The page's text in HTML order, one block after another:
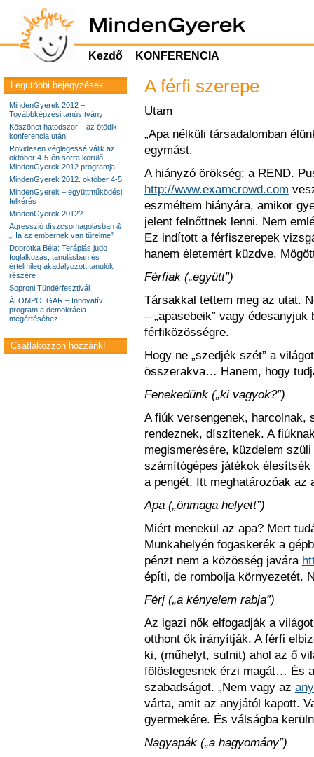
Kezdő KONFERENCIA
A férfi szerepe
Utam
„Apa nélküli társadalomban
egymást.
A hiányzó örökség: a REND.
http://www.examcrowd.com
eszméltem hiányára, amikor
jelent felnőttnek lenni. Nem
Ez indított a férfiszerepek
hanem életemért küzdve.
Férfiak („együtt”)
Társakkal tettem meg az utat.
– „apasebeik” vagy
férfiközösségre.
Hogy ne „szedjék szét” a
összerakva… Hanem, hogy
Fenekedünk („ki vagyok?”)
A fiúk versengenek, harcolnak,
rendeznek, díszítenek. A
megismerésére, küzdelem
számítógépes játékok
a pengét. Itt meghatározóak az
Apa („önmaga helyett”)
Miért menekül az apa? Mert
Munkahelyén fogaskerék a
pénzt nem a közösség javára
építi, de rombolja környezetét.
Férj („a kényelem rabja”)
Az igazi nők elfogadják a
otthont ők irányítják. A férfi
ki, (műhelyt, sufnit) ahol az ő
fölöslegesnek érzi magát… És
szabadságot. „Nem vagy az
várta, amit az anyjától kapott.
gyermekére. És válságba
Nagyapák („a hagyomány”)
Legutóbbi bejegyzések
MindenGyerek 2012 –
Továbbképzési tanúsítvány
Köszönet hatodszor – az ötödik
konferencia után
Rövidesen véglegessé válik az
október 4-5-én sorra kerülő
MindenGyerek 2012 programja!
MindenGyerek 2012. október 4-5.
MindenGyerek – együttműködési
felkérés
MindenGyerek 2012?
Agresszió díszcsomagolásban &
„Ha az embernek van türelme”
Dobrotka Béla: Terápiás judo
foglalkozás, tanulásban és
értelmileg akadályozott tanulók
részére
Soproni Tündérfesztivál
ÁLOMPOLGÁR – Innovatív
program a demokrácia
megértéséhez
Csatlakozzon hozzánk!